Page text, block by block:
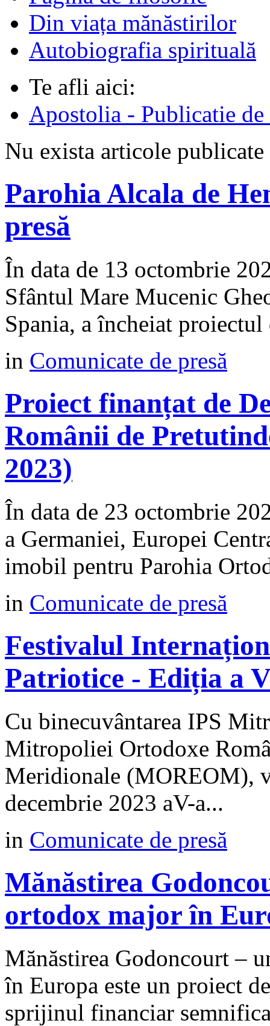
Din viața mănăstirilor
Autobiografia spirituală
Te afli aici:
Apostolia - Publicatie
Nu exista articole
Parohia Alcala de
presă
În data de 13 octombrie
Sfântul Mare Mucenic
Spania, a încheiat
in Comunicate de presă
Proiect finanțat de
Românii de
2023)
În data de 23 octombrie
a Germaniei, Europei
imobil pentru Parohia
in Comunicate de presă
Festivalul
Patriotice - Ediția a
Cu binecuvântarea IPS
Mitropoliei Ortodoxe
Meridionale (MOREOM),
decembrie 2023 aV-a...
in Comunicate de presă
Mănăstirea
ortodox major în
Mănăstirea Godoncourt –
în Europa este un proiect
sprijinul financiar